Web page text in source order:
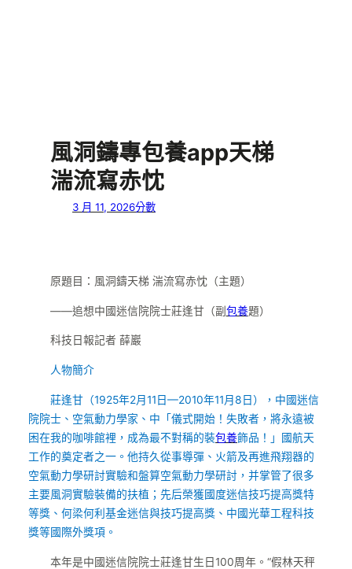
風洞鑄專包養app天梯
湍流寫赤忱
3 月 11, 2026分數
原題目：風洞鑄天梯 湍流寫赤忱（主題）
——追想中國迷信院院士莊逢甘（副包養題）
科技日報記者 薛巖
人物簡介
莊逢甘（1925年2月11日—2010年11月8日），中國迷信
院院士、空氣動力學家、中「儀式開始！失敗者，將永遠被
困在我的咖啡館裡，成為最不對稱的裝包養飾品！」國航天
工作的奠定者之一。他持久從事導彈、火箭及再進飛翔器的
空氣動力學研討實驗和盤算空氣動力學研討，并掌管了很多
主要風洞實驗裝備的扶植；先后榮獲國度迷信技巧提高獎特
等獎、何梁何利基金迷信與技巧提高獎、中國光華工程科技
獎等國際外獎項。
本年是中國迷信院院士莊逢甘生日100周年。“假林天秤